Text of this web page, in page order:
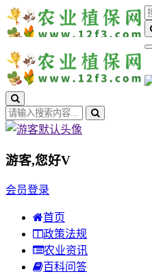
游客,您好V
会员登录
首页
政策法规
农业资讯
百科问答